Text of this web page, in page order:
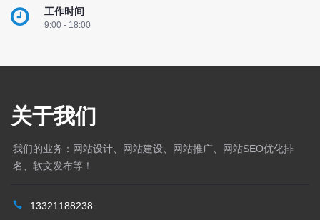
工作时间
9:00 - 18:00
关于我们
我们的业务：网站设计、网站建设、网站推广、网站SEO优化排
名、软文发布等！
13321188238